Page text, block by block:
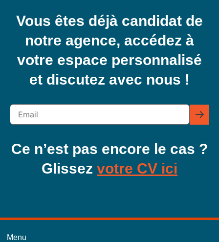
Vous êtes déjà candidat de
notre agence, accédez à
votre espace personnalisé
et discutez avec nous !
Ce n’est pas encore le cas ?
Glissez votre CV ici
Menu